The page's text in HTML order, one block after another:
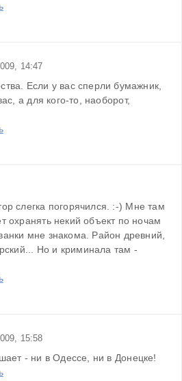
14:47
Если у вас сперли бумажник,
а для кого-то, наоборот,
слегка погорячился. :-) Мне там
охранять некий объект по ночам
мне знакома. Район древний,
Но и криминала там -
15:58
- ни в Одессе, ни в Донецке!